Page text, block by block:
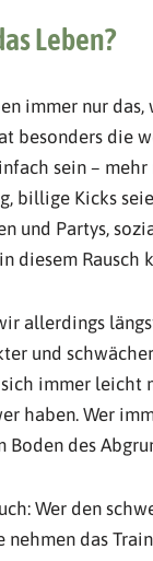
Leben?
immer nur
besonders die
sein –
billige Kicks
und Partys,
diesem Rausch
allerdings
und
immer
haben. Wer
Boden des
Wer den
das